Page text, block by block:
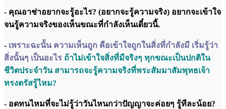
- คุณอาช่าอยากจะรู้อะไร? (อยากจะรู้ความจริง) อยากจะเข้าใจ
จนรู้ความจริงของเห็นขณะที่กำลังเห็นเดี๋ยวนี้.
- เพราะฉะนั้น ความเห็นถูก คือเข้าใจถูกในสิ่งที่กำลังมี เริ่มรู้ว่า
สิ่งนั้นๆ เป็นอะไร ถ้าไม่เข้าใจสิ่งที่มีจริงๆ ทุกขณะเป็นปกติใน
ชีวิตประจำวัน สามารถจะรู้ความจริงที่พระสัมมาสัมพุทธเจ้า
ทรงตรัสรู้ไหม?
- อดทนไหมที่จะไม่รู้ว่าวันไหนกว่าปัญญาจะค่อยๆ รู้ทีละน้อย?